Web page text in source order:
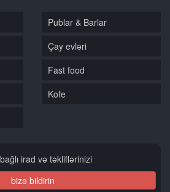
Publar & Barlar
Çay evləri
Fast food
Kofe
irad və təkliflərinizi
bizə bildirin